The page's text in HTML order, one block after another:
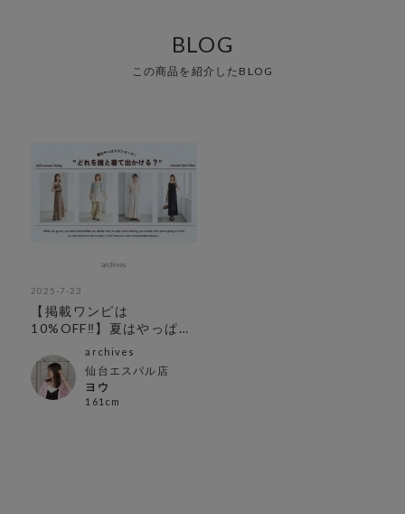
BLOG
この商品を紹介したBLOG
2025-7-23
【掲載ワンピは
10%OFF‼︎】夏はやっぱり
ワンピース！
archives
仙台エスパル店
ヨウ
161cm